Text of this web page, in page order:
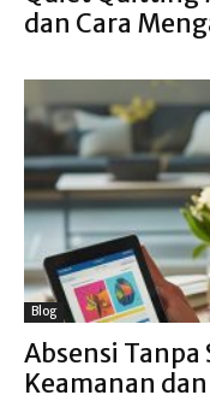
dan Cara
Blog
Absensi
Keamanan